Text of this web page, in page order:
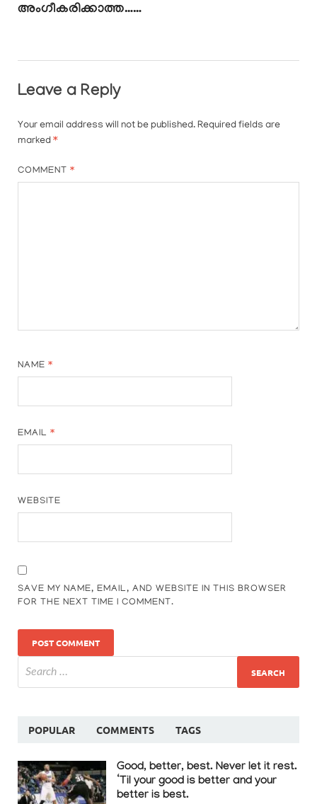
അംഗീകരിക്കാത്ത……
Leave a Reply
Your email address will not be published. Required fields are
marked *
COMMENT*
NAME*
EMAIL*
WEBSITE
SAVE MY NAME, EMAIL, AND WEBSITE IN THIS BROWSER
FOR THE NEXT TIME I COMMENT.
POPULAR COMMENTS TAGS
Good, better, best. Never let it rest.
‘Til your good is better and your
better is best.